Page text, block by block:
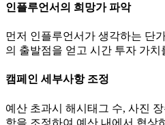
인플루언서의 희망가 파악
먼저 인플루언서가 생각하는 단
의 출발점을 얻고 시간 투자 가치
캠페인 세부사항 조정
예산 초과시 해시태그 수, 사진
항을 조정하여 예산 내에서 협상